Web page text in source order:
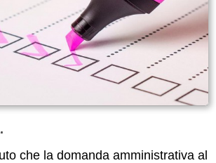
che la domanda amministrativa al